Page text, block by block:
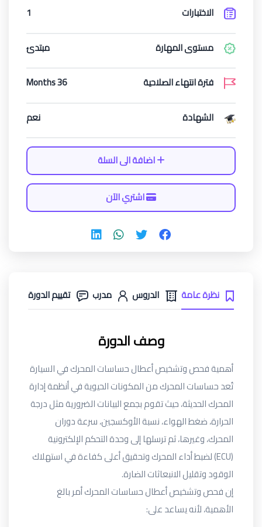
نظرة عامة الدروس مدرب تقييم الدورة
وصف الدورة
أهمية فحص وتشخيص أعطال حساسات المحرك في السيارة
تُعد حساسات المحرك من المكونات الحيوية في أنظمة إدارة
المحرك الحديثة، حيث تقوم بجمع البيانات الضرورية مثل درجة
الحرارة، ضغط الهواء، نسبة الأوكسجين، سرعة دوران
المحرك، وغيرها، ثم ترسلها إلى وحدة التحكم الإلكترونية
(ECU) لضبط أداء المحرك وتحقيق أعلى كفاءة في استهلاك
الوقود وتقليل الانبعاثات الضارة.
إن فحص وتشخيص أعطال حساسات المحرك أمر بالغ
الأهمية، لأنه يساعد على:
الاختبارات 1
مستوى المهارة مبتدئ
فترة انتهاء الصلاحية 36 Months
الشهادة نعم
اضافة الى السلة
اشتري الآن